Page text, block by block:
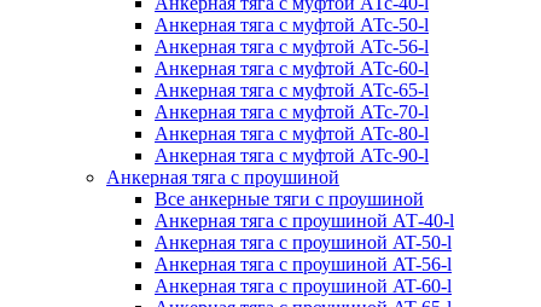
Анкерная тяга с муфтой АТс-50-l
Анкерная тяга с муфтой АТс-56-l
Анкерная тяга с муфтой АТс-60-l
Анкерная тяга с муфтой АТс-65-l
Анкерная тяга с муфтой АТс-70-l
Анкерная тяга с муфтой АТс-80-l
Анкерная тяга с муфтой АТс-90-l
Анкерная тяга с проушиной
Все анкерные тяги с проушиной
Анкерная тяга с проушиной АТ-40-l
Анкерная тяга с проушиной AT-50-l
Анкерная тяга с проушиной AT-56-l
Анкерная тяга с проушиной AT-60-l